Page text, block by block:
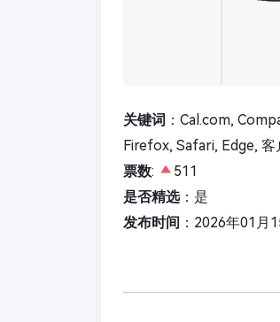
关键词 ：Cal.com,
Firefox, Safari, Edge,
票数:
511
是否精选：是
发布时间 ：2026年01月